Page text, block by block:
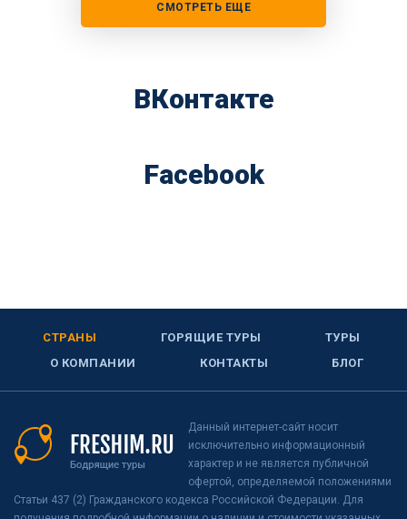
СМОТРЕТЬ ЕЩЕ
ВКонтакте
Facebook
СТРАНЫ ГОРЯЩИЕ ТУРЫ
ТУРЫ
О КОМПАНИИ
КОНТАКТЫ БЛОГ
Данный интернет-сайт носит
исключительно информационный
характер и не является публичной
офертой, определяемой положениями
Статьи 437 (2) Гражданского кодекса Российской Федерации. Для